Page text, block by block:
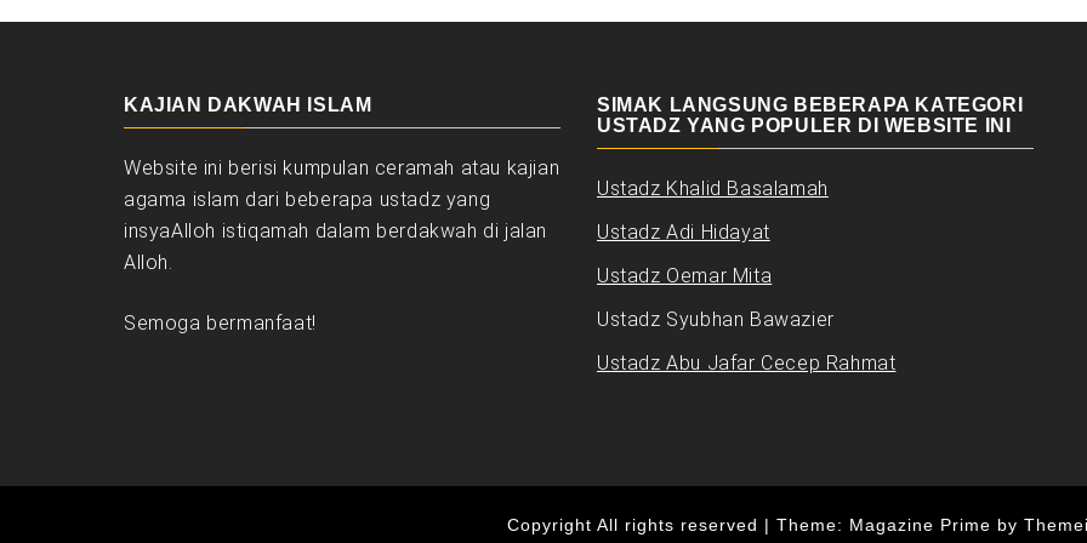
KAJIAN DAKWAH ISLAM
Website ini berisi kumpulan ceramah atau kajian
agama islam dari beberapa ustadz yang
insyaAlloh istiqamah dalam berdakwah di jalan
Alloh.
Semoga bermanfaat!
SIMAK LANGSUNG BEBERAPA KATEGORI
USTADZ YANG POPULER DI WEBSITE INI
Ustadz Khalid Basalamah
Ustadz Adi Hidayat
Ustadz Oemar Mita
Ustadz Syubhan Bawazier
Ustadz Abu Jafar Cecep Rahmat
Copyright All rights reserved | Theme: Magazine Prime by